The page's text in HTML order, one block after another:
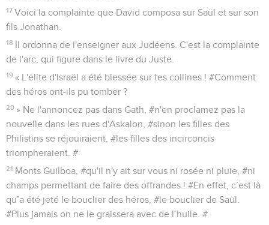
17 Voici la complainte que David composa sur Saül et sur son
fils Jonathan.
18 Il ordonna de l'enseigner aux Judéens. C'est la complainte
de l'arc, qui figure dans le livre du Juste.
19 « L'élite d'Israël a été blessée sur tes collines ! #Comment
des héros ont-ils pu tomber ?
20 » Ne l'annoncez pas dans Gath, #n'en proclamez pas la
nouvelle dans les rues d'Askalon, #sinon les filles des
Philistins se réjouiraient, #les filles des incirconcis
triompheraient. #
21 Monts Guilboa, #qu'il n'y ait sur vous ni rosée ni pluie, #ni
champs permettant de faire des offrandes ! #En effet, c’est là
qu’a été jeté le bouclier des héros, #le bouclier de Saül.
#Plus jamais on ne le graissera avec de l’huile. #